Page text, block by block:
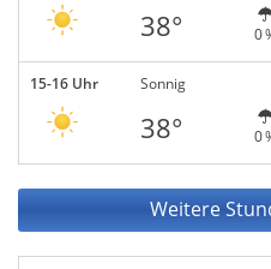
38° 0
15-16 Uhr Sonnig
38° 0
Weitere